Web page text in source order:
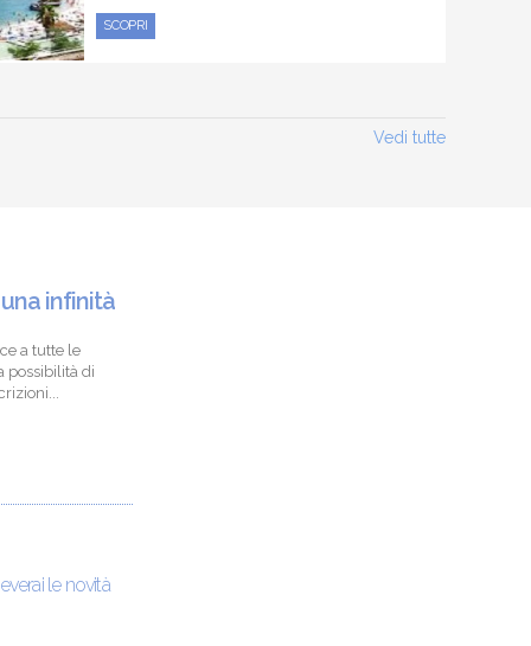
SCOPRI
Vedi tutte
infinità
a tutte le
possibilità di
le novità